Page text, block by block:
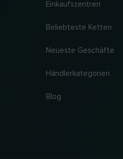
Einkaufszentren
Beliebteste Ketten
Neueste Geschäfte
Händlerkategorien
Blog